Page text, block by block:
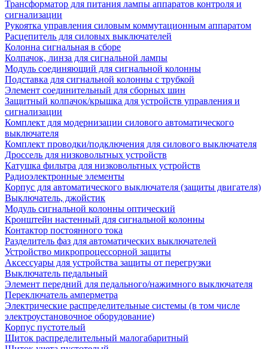
Трансформатор для питания лампы аппаратов контроля и
сигнализации
Рукоятка управления силовым коммутационным аппаратом
Расцепитель для силовых выключателей
Колонна сигнальная в сборе
Колпачок, линза для сигнальной лампы
Модуль соединяющий для сигнальной колонны
Подставка для сигнальной колонны с трубкой
Элемент соединительный для сборных шин
Защитный колпачок/крышка для устройств управления и
сигнализации
Комплект для модернизации силового автоматического
выключателя
Комплект проводки/подключения для силового выключателя
Дроссель для низковольтных устройств
Катушка фильтра для низковольтных устройств
Радиоэлектронные элементы
Корпус для автоматического выключателя (защиты двигателя)
Выключатель, джойстик
Модуль сигнальной колонны оптический
Кронштейн настенный для сигнальной колонны
Контактор постоянного тока
Разделитель фаз для автоматических выключателей
Устройство микропроцессорной защиты
Аксессуары для устройства защиты от перегрузки
Выключатель педальный
Элемент передний для педального/нажимного выключателя
Переключатель амперметра
Электрические распределительные системы (в том числе
электроустановочное оборудование)
Корпус пустотелый
Щиток распределительный малогабаритный